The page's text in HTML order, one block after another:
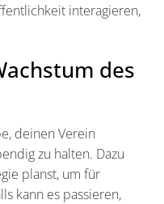
interagieren,
des
deinen Verein
zu halten. Dazu
planst, um für
kann es passieren,